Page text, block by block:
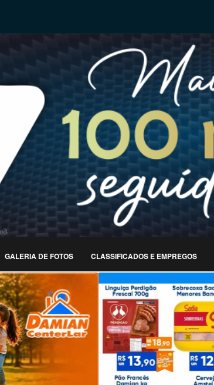
GALERIA DE FOTOS CLASSIFICADOS E EMPREGOS